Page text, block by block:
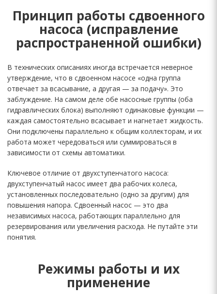
Принцип работы сдвоенного
насоса (исправление
распространенной ошибки)
В технических описаниях иногда встречается неверное
утверждение, что в сдвоенном насосе «одна группа
отвечает за всасывание, а другая — за подачу». Это
заблуждение. На самом деле обе насосные группы (оба
гидравлических блока) выполняют одинаковые функции —
каждая самостоятельно всасывает и нагнетает жидкость.
Они подключены параллельно к общим коллекторам, и их
работа может чередоваться или суммироваться в
зависимости от схемы автоматики.
Ключевое отличие от двухступенчатого насоса:
двухступенчатый насос имеет два рабочих колеса,
установленных последовательно (одно за другим) для
повышения напора. Сдвоенный насос — это два
независимых насоса, работающих параллельно для
резервирования или увеличения расхода. Не путайте эти
понятия.
Режимы работы и их
применение